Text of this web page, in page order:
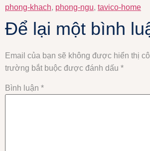
phong-khach, phong-ngu, tavico-home
Để lại một bình
Email của bạn sẽ không được hiển thị
trường bắt buộc được đánh dấu *
Bình luận *